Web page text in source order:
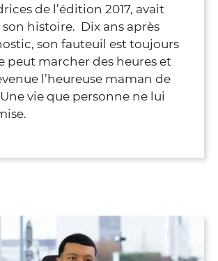
de l’édition 2017, avait
son histoire. Dix ans après
son fauteuil est toujours
peut marcher des heures et
l’heureuse maman de
vie que personne ne lui